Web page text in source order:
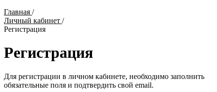
Главная /
Личный кабинет /
Регистрация
Регистрация
Для регистрации в личном кабинете, необходимо заполнить
обязательные поля и подтвердить свой email.